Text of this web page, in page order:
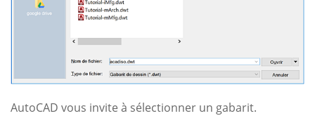
AutoCAD vous invite à sélectionner un gabarit.